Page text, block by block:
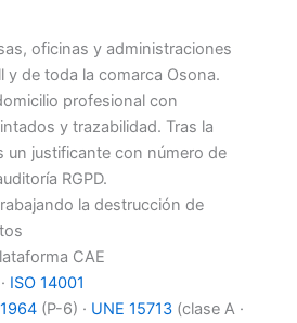
oficinas y administraciones
y de toda la comarca Osona.
profesional con
y trazabilidad. Tras la
un justificante con número de
RGPD.
la destrucción de
CAE
· ISO 14001
(P-6) · UNE 15713(clase A ·